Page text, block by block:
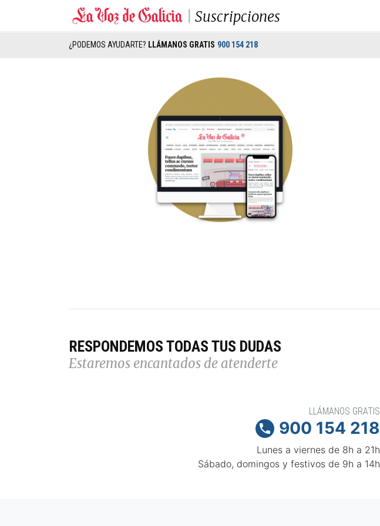
Suscripciones
¿PODEMOS AYUDARTE? LLÁMANOS GRATIS 900 154 218
RESPONDEMOS TODAS TUS DUDAS
Estaremos encantados de atenderte
LLÁMANOS GRATIS
 900 154 218
Lunes a viernes de 8h a 21h
Sábado, domingos y festivos de 9h a 14h